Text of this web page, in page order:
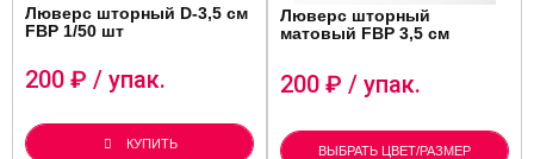
Люверс шторный D-3,5 см
FBP 1/50 шт
200 ₽ / упак.
КУПИТЬ
Люверс шторный
матовый FBP 3,5 см
200 ₽ / упак.
ВЫБРАТЬ ЦВЕТ/РАЗМЕР